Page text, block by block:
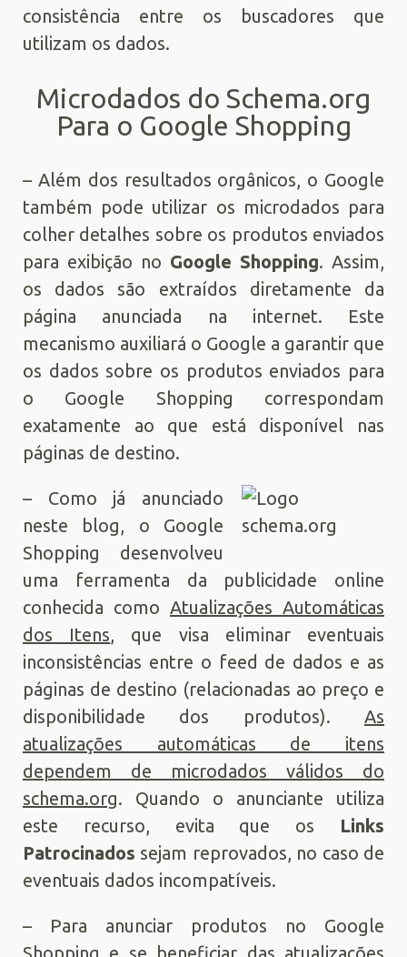
consistência entre os buscadores que
utilizam os dados.
Microdados do Schema.org
Para o Google Shopping
– Além dos resultados orgânicos, o Google
também pode utilizar os microdados para
colher detalhes sobre os produtos enviados
para exibição no Google Shopping. Assim,
os dados são extraídos diretamente da
página anunciada na internet. Este
mecanismo auxiliará o Google a garantir que
os dados sobre os produtos enviados para
o Google Shopping correspondam
exatamente ao que está disponível nas
páginas de destino.
– Como já anunciado
neste blog, o Google
Shopping desenvolveu
uma ferramenta da publicidade online
conhecida como Atualizações Automáticas
dos Itens, que visa eliminar eventuais
inconsistências entre o feed de dados e as
páginas de destino (relacionadas ao preço e
disponibilidade dos produtos). As
atualizações automáticas de itens
dependem de microdados válidos do
schema.org. Quando o anunciante utiliza
este recurso, evita que os Links
Patrocinados sejam reprovados, no caso de
eventuais dados incompatíveis.
– Para anunciar produtos no Google